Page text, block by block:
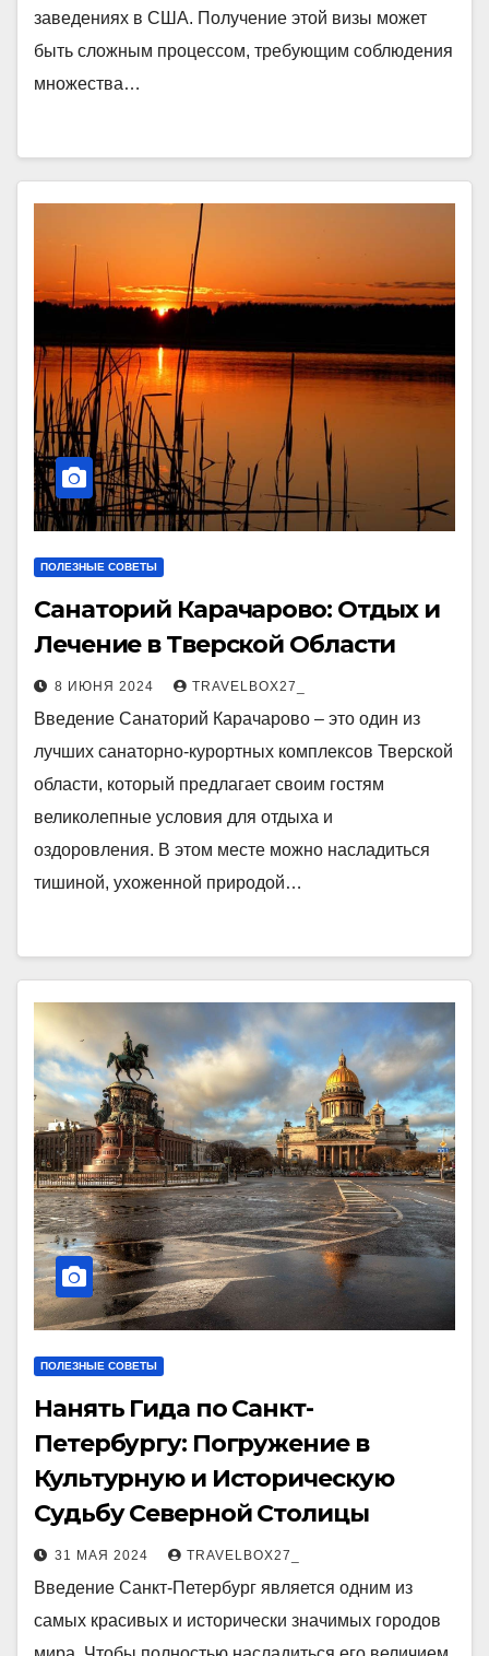
заведениях в США. Получение этой визы может
быть сложным процессом, требующим соблюдения
множества…
ПОЛЕЗНЫЕ СОВЕТЫ
Санаторий Карачарово: Отдых и
Лечение в Тверской Области
8 ИЮНЯ 2024 TRAVELBOX27_
Введение Санаторий Карачарово – это один из
лучших санаторно-курортных комплексов Тверской
области, который предлагает своим гостям
великолепные условия для отдыха и
оздоровления. В этом месте можно насладиться
тишиной, ухоженной природой…
ПОЛЕЗНЫЕ СОВЕТЫ
Нанять Гида по Санкт-
Петербургу: Погружение в
Культурную и Историческую
Судьбу Северной Столицы
31 МАЯ 2024 TRAVELBOX27_
Введение Санкт-Петербург является одним из
самых красивых и исторически значимых городов